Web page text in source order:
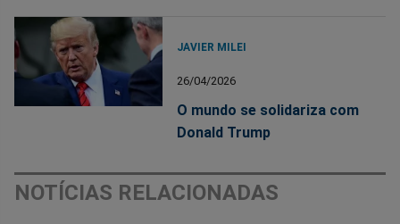
JAVIER MILEI
26/04/2026
O mundo se solidariza com
Donald Trump
NOTÍCIAS RELACIONADAS